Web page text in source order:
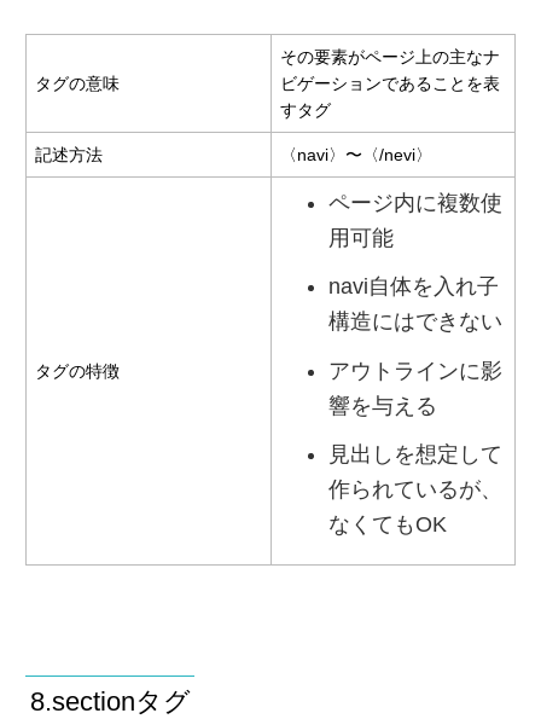
タグの意味
その要素がページ上の主なナ
ビゲーションであることを表
すタグ
記述方法 〈navi〉〜〈/nevi〉
タグの特徴
ページ内に複数使
用可能
navi自体を入れ子
構造にはできない
アウトラインに影
響を与える
見出しを想定して
作られているが、
なくてもOK
8.sectionタグ